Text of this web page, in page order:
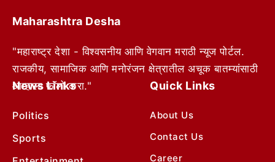
Maharashtra Desha
"महाराष्ट्र देशा - विश्वसनीय आणि वेगवान मराठी न्यूज पोर्टल.
राजकीय, सामाजिक आणि मनोरंजन क्षेत्रातील अचूक बातम्यांसाठी
आम्हाला फॉलो करा."
News Links
Politics
Sports
Quick Links
About Us
Contact Us
Career